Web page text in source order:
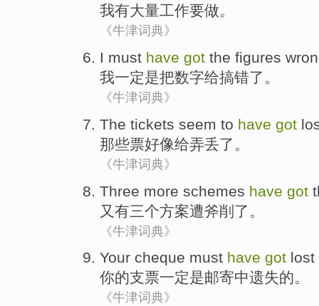
我有大量工作要做。
《牛津词典》
I must have got the figures
我一定是把数字给搞错了 。
《牛津词典》
The tickets seem to have got
那些票好像给弄丢了。
《牛津词典》
Three more schemes have got
又 有三个方案遭斧削 了 。
《牛津词典》
Your cheque must have got lost
你的支票一定是邮寄中遗失的。
《牛津词典》